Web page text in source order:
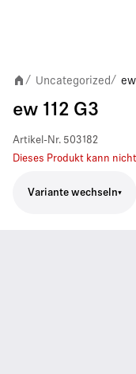
/ Uncategorized /
ew 112 G3
Artikel-Nr. 503182
Dieses Produkt kann
Variante wechseln